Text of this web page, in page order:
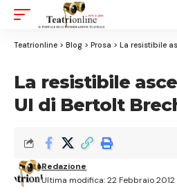
Teatrionline > Blog > Prosa > La resistibile
La resistibile
UI di Bertolt
Ultima modifica: 22 Febbraio 2012
Redazione